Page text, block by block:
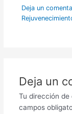
Deja un
Deja un
Tu dirección
campos